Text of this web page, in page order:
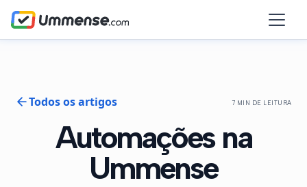
Todos os artigos 7 MIN DE LEITURA
Automações na
Ummense